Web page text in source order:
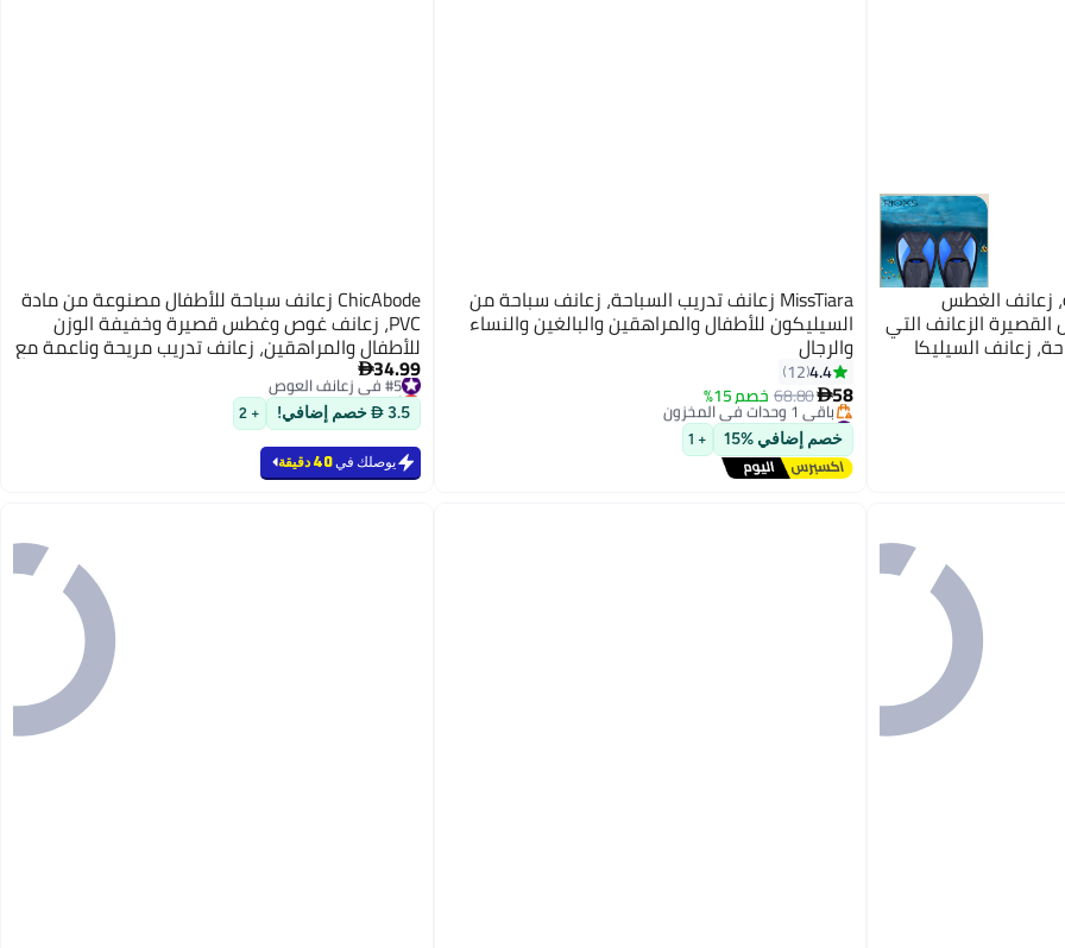
زعانف الغطس
الزعانف التي
زعانف السيليكا
أدوات التدريب
MissTiara زعانف تدريب السباحة، زعانف سباحة من
السيليكون للأطفال والمراهقين والبالغين والنساء
والرجال
4.4
12
58
68.80خصم 15%
#2 في زعانف العوص
توصيل مجاني
باقي 1 وحدات في المخزون
#2 في زعانف العوص
خصم إضافي %15 + 1
ChicAbode زعانف سباحة للأطفال مصنوعة من مادة
PVC، زعانف غوص وغطس قصيرة وخفيفة الوزن
للأطفال والمراهقين، زعانف تدريب مريحة وناعمة مع
جيوب للقدم، طقم كامل للقدم والكعب للسباحة
للشباب
34.99
#5 في زعانف العوص
أقل سعر في السنة
#5 في زعانف العوص
3.5  خصم إضافي! + 2
يوصلك في40 دقيقة